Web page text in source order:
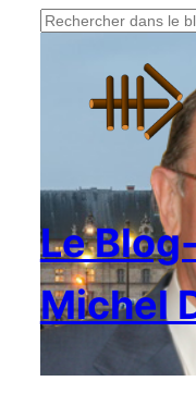
Rechercher
Le
Michel